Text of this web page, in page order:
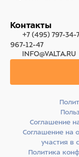
Контакты
+7 (495) 797-34-
967-12-47
INFO@VALTA.RU
Соглашение
Соглашение на
участия в
Политика